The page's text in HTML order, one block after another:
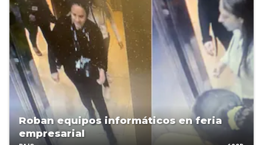
Roban equipos informáticos en feria
empresarial